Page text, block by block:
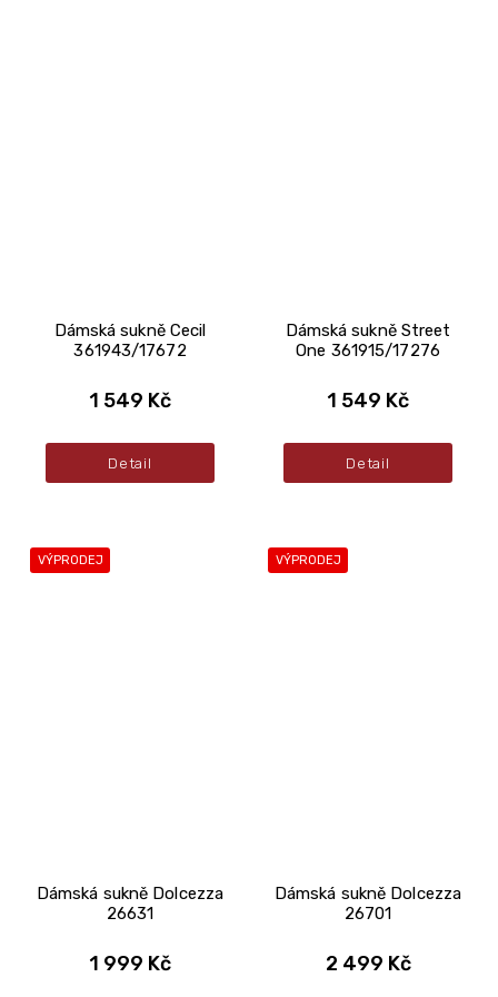
Dámská sukně Cecil
361943/17672
1 549 Kč
Detail
Dámská sukně Street
One 361915/17276
1 549 Kč
Detail
VÝPRODEJ
Dámská sukně Dolcezza
26631
1 999 Kč
VÝPRODEJ
Dámská sukně Dolcezza
26701
2 499 Kč